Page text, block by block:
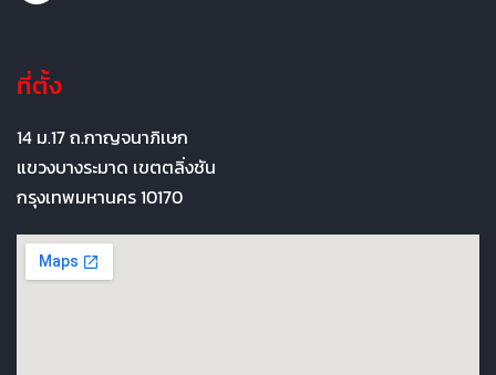
ที่ตั้ง
14 ม.17 ถ.กาญจนาภิเษก
แขวงบางระมาด เขตตลิ่งชัน
กรุงเทพมหานคร 10170